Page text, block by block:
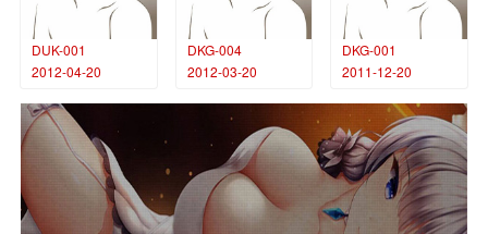
DUK-001
2012-04-20
DKG-004
2012-03-20
DKG-001
2011-12-20